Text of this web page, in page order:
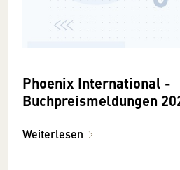
Phoenix International -
Buchpreismeldungen
Weiterlesen